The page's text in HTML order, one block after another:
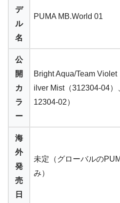
デ
ル
名
PUMA MB.World 01
公
開
カ
ラ
ー
Bright Aqua/Team
ilver Mist（312304-04
12304-02）
海
外
発
売
日
未定（グローバルの
み）